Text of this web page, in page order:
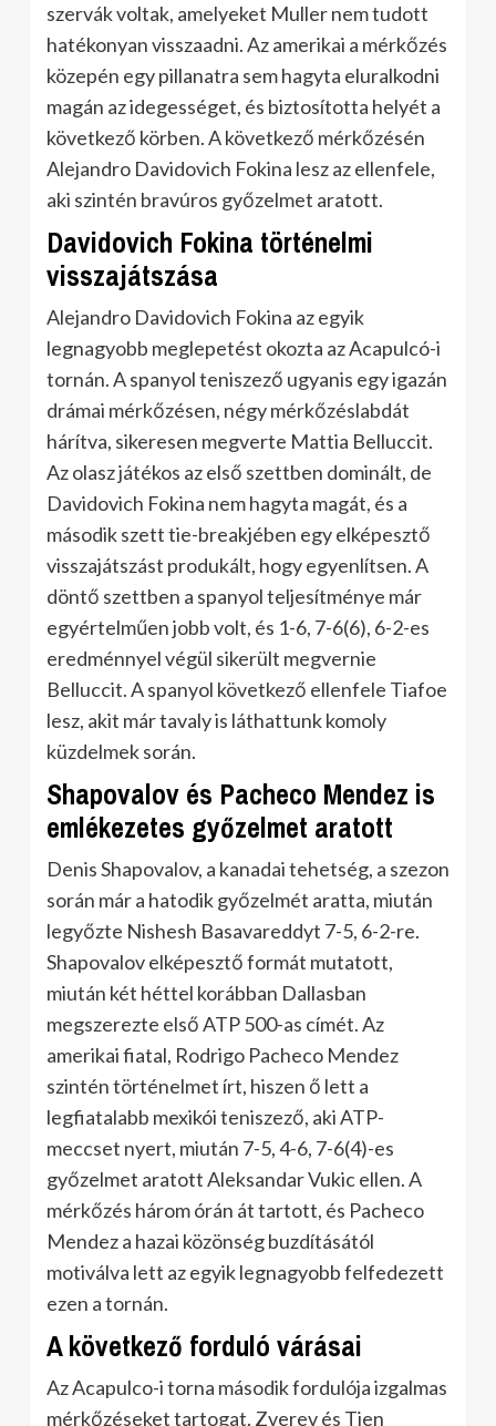
szervák voltak, amelyeket Muller nem tudott
hatékonyan visszaadni. Az amerikai a mérkőzés
közepén egy pillanatra sem hagyta eluralkodni
magán az idegességet, és biztosította helyét a
következő körben. A következő mérkőzésén
Alejandro Davidovich Fokina lesz az ellenfele,
aki szintén bravúros győzelmet aratott.
Davidovich Fokina történelmi
visszajátszása
Alejandro Davidovich Fokina az egyik
legnagyobb meglepetést okozta az Acapulcó-i
tornán. A spanyol teniszező ugyanis egy igazán
drámai mérkőzésen, négy mérkőzéslabdát
hárítva, sikeresen megverte Mattia Belluccit.
Az olasz játékos az első szettben dominált, de
Davidovich Fokina nem hagyta magát, és a
második szett tie-breakjében egy elképesztő
visszajátszást produkált, hogy egyenlítsen. A
döntő szettben a spanyol teljesítménye már
egyértelműen jobb volt, és 1-6, 7-6(6), 6-2-es
eredménnyel végül sikerült megvernie
Belluccit. A spanyol következő ellenfele Tiafoe
lesz, akit már tavaly is láthattunk komoly
küzdelmek során.
Shapovalov és Pacheco Mendez is
emlékezetes győzelmet aratott
Denis Shapovalov, a kanadai tehetség, a szezon
során már a hatodik győzelmét aratta, miután
legyőzte Nishesh Basavareddyt 7-5, 6-2-re.
Shapovalov elképesztő formát mutatott,
miután két héttel korábban Dallasban
megszerezte első ATP 500-as címét. Az
amerikai fiatal, Rodrigo Pacheco Mendez
szintén történelmet írt, hiszen ő lett a
legfiatalabb mexikói teniszező, aki ATP-
meccset nyert, miután 7-5, 4-6, 7-6(4)-es
győzelmet aratott Aleksandar Vukic ellen. A
mérkőzés három órán át tartott, és Pacheco
Mendez a hazai közönség buzdításától
motiválva lett az egyik legnagyobb felfedezett
ezen a tornán.
A következő forduló várásai
Az Acapulco-i torna második fordulója izgalmas
mérkőzéseket tartogat. Zverev és Tien